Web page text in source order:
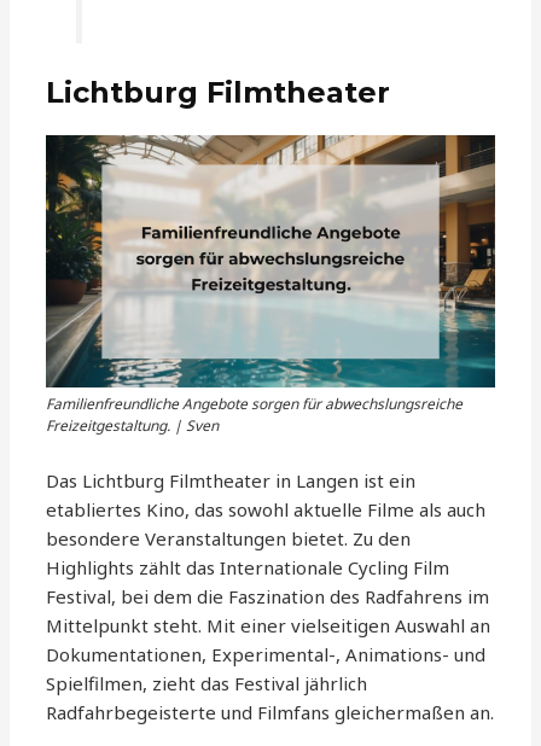
Lichtburg Filmtheater
Familienfreundliche Angebote sorgen für abwechslungsreiche
Freizeitgestaltung. | Sven
Das Lichtburg Filmtheater in Langen ist ein
etabliertes Kino, das sowohl aktuelle Filme als auch
besondere Veranstaltungen bietet. Zu den
Highlights zählt das Internationale Cycling Film
Festival, bei dem die Faszination des Radfahrens im
Mittelpunkt steht. Mit einer vielseitigen Auswahl an
Dokumentationen, Experimental-, Animations- und
Spielfilmen, zieht das Festival jährlich
Radfahrbegeisterte und Filmfans gleichermaßen an.